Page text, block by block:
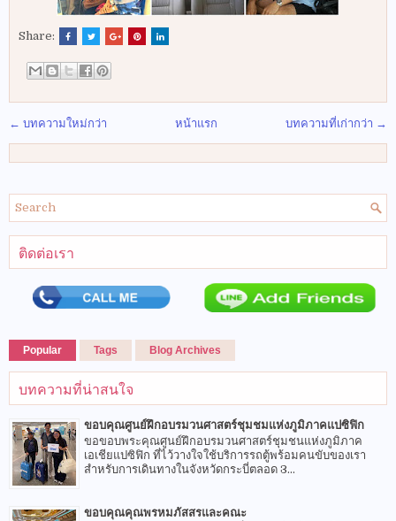
Share:
← บทความใหม่กว่า บทความที่เก่ากว่า →
หน้าแรก
ติดต่อเรา
Popular Tags Blog Archives
บทความที่น่าสนใจ
ขอบคุณศูนย์ฝึกอบรมวนศาสตร์ชุมชมแห่งภูมิภาคแปซิฟิก
ขอขอบพระคุณศูนย์ฝึกอบรมวนศาสตร์ชุมชนแห่งภูมิภาค
เอเชียแปซิฟิก ที่ไว้วางใจใช้บริการรถตู้พร้อมคนขับของเรา
สำหรับการเดินทางในจังหวัดกระบี่ตลอด 3...
ขอบคุณคุณพรหมภัสสรและคณะ